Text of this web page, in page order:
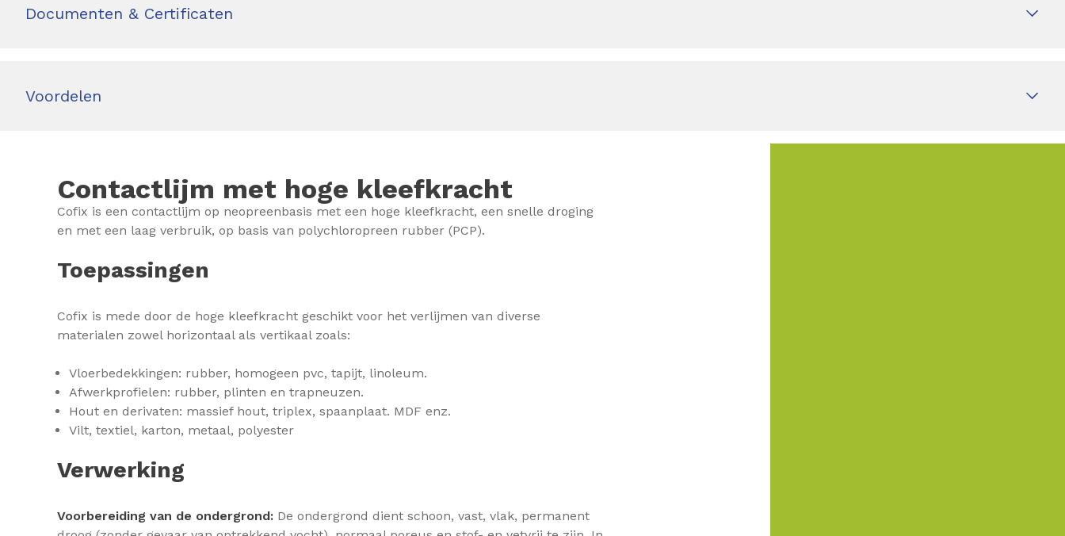
Documenten & Certificaten
Voordelen
Contactlijm met hoge kleefkracht
Cofix is een contactlijm op neopreenbasis met een hoge kleefkracht, een snelle droging
en met een laag verbruik, op basis van polychloropreen rubber (PCP).
Toepassingen
Cofix is mede door de hoge kleefkracht geschikt voor het verlijmen van diverse
materialen zowel horizontaal als vertikaal zoals:
Vloerbedekkingen: rubber, homogeen pvc, tapijt, linoleum.
Afwerkprofielen: rubber, plinten en trapneuzen.
Hout en derivaten: massief hout, triplex, spaanplaat. MDF enz.
Vilt, textiel, karton, metaal, polyester
Verwerking
Voorbereiding van de ondergrond: De ondergrond dient schoon, vast, vlak, permanent